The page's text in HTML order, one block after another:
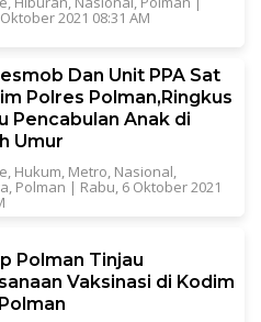
2021 08:31 AM
Dan Unit PPA Sat
Polres Polman,Ringkus
Pencabulan Anak di
Umur
, Hukum, Metro, Nasional,
, Polman | Rabu, 6 Oktober 2021
Polman Tinjau
Vaksinasi di Kodim